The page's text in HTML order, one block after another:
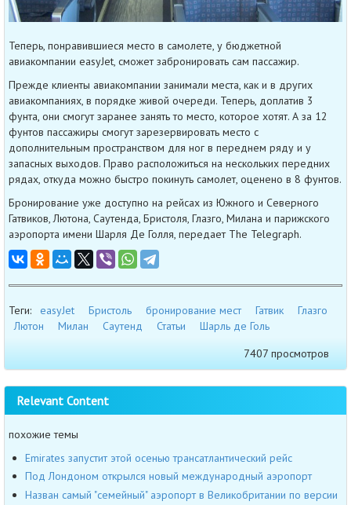
Теперь, понравившиеся место в самолете, у бюджетной
авиакомпании easyJet, сможет забронировать сам пассажир.
Прежде клиенты авиакомпании занимали места, как и в других
авиакомпаниях, в порядке живой очереди. Теперь, доплатив 3
фунта, они смогут заранее занять то место, которое хотят. А за 12
фунтов пассажиры смогут зарезервировать место с
дополнительным пространством для ног в переднем ряду и у
запасных выходов. Право расположиться на нескольких передних
рядах, откуда можно быстро покинуть самолет, оценено в 8 фунтов.
Бронирование уже доступно на рейсах из Южного и Северного
Гатвиков, Лютона, Саутенда, Бристоля, Глазго, Милана и парижского
аэропорта имени Шарля Де Голля, передает The Telegraph.
Теги: easyJet Бристоль бронирование мест Гатвик
Глазго
Лютон
Милан Саутенд Статьи
Шарль де Голь
7407 просмотров
Relevant Content
похожие темы
Emirates запустит этой осенью трансатлантический рейс
Под Лондоном открылся новый международный аэропорт
Назван самый "семейный" аэропорт в Великобритании по версии